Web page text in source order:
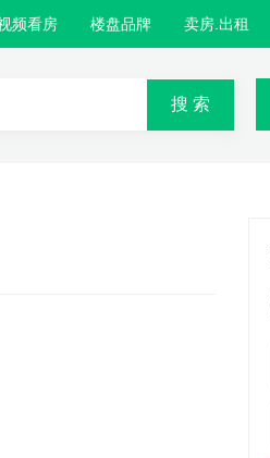
频看房 楼盘品牌 卖房.出租
搜 索